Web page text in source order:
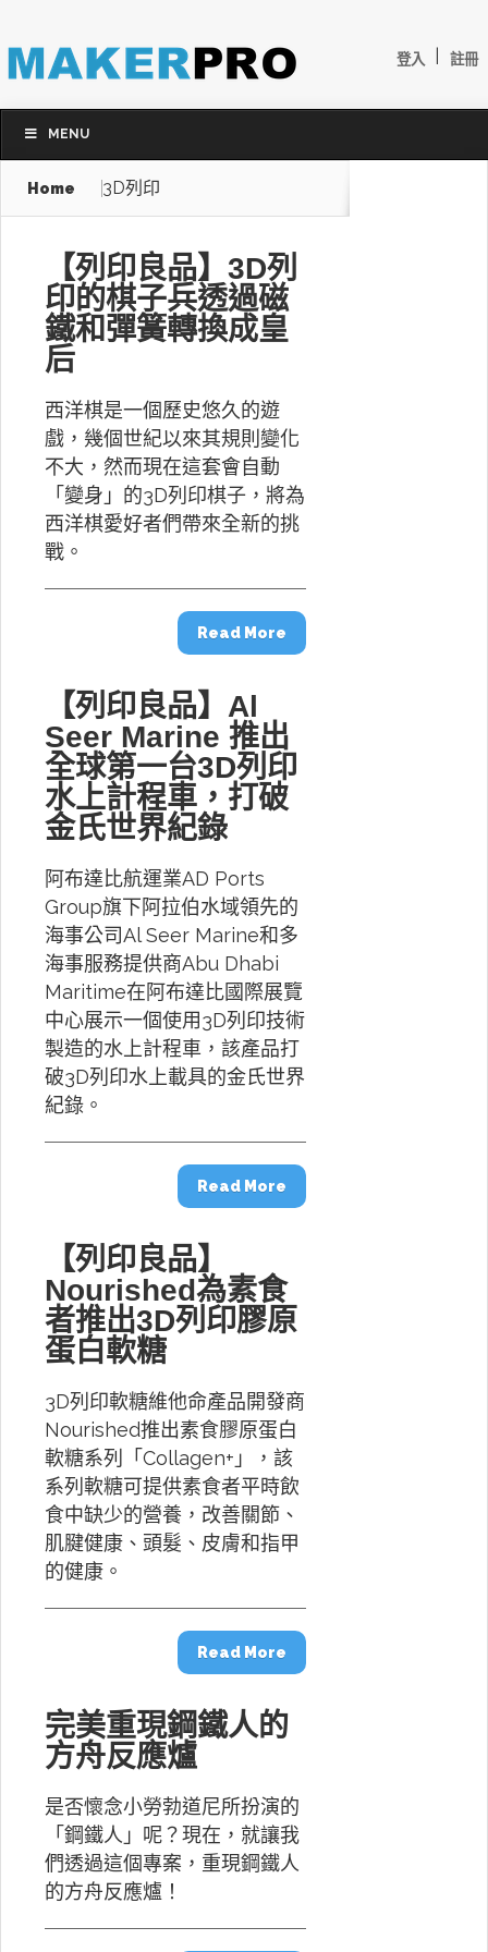
登入 註冊
MENU
Home 3D列印
【列印良品】3D列
印的棋子兵透過磁
鐵和彈簧轉換成皇
后
西洋棋是一個歷史悠久的遊
戲，幾個世紀以來其規則變化
不大，然而現在這套會自動
「變身」的3D列印棋子，將為
西洋棋愛好者們帶來全新的挑
戰。
Read More
【列印良品】Al
Seer Marine 推出
全球第一台3D列印
水上計程車，打破
金氏世界紀錄
阿布達比航運業AD Ports
Group旗下阿拉伯水域領先的
海事公司Al Seer Marine和多
海事服務提供商Abu Dhabi
Maritime在阿布達比國際展覽
中心展示一個使用3D列印技術
製造的水上計程車，該產品打
破3D列印水上載具的金氏世界
紀錄。
Read More
【列印良品】
Nourished為素食
者推出3D列印膠原
蛋白軟糖
3D列印軟糖維他命產品開發商
Nourished推出素食膠原蛋白
軟糖系列「Collagen+」，該
系列軟糖可提供素食者平時飲
食中缺少的營養，改善關節、
肌腱健康、頭髮、皮膚和指甲
的健康。
Read More
完美重現鋼鐵人的
方舟反應爐
是否懷念小勞勃道尼所扮演的
「鋼鐵人」呢？現在，就讓我
們透過這個專案，重現鋼鐵人
的方舟反應爐！